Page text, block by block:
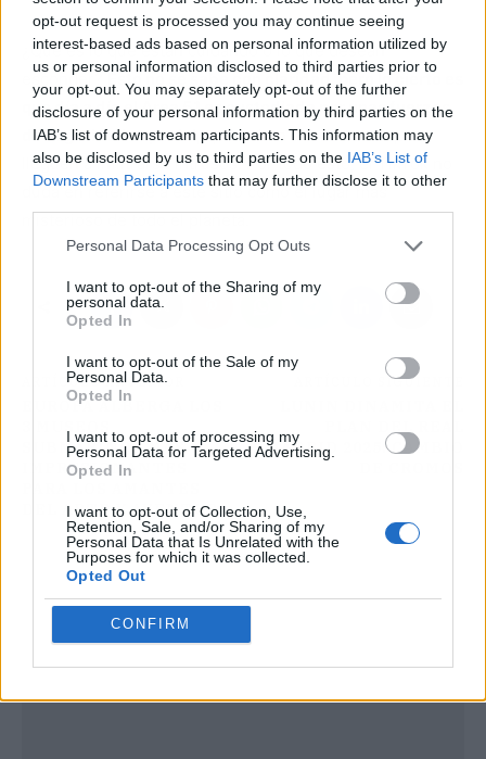
opt-out request is processed you may continue seeing
interest-based ads based on personal information utilized by
us or personal information disclosed to third parties prior to
your opt-out. You may separately opt-out of the further
disclosure of your personal information by third parties on the
IAB’s list of downstream participants. This information may
also be disclosed by us to third parties on the IAB’s List of
Downstream Participants that may further disclose it to other
Personal Data Processing Opt Outs
I want to opt-out of the Sharing of my
personal data.
Opted In
I want to opt-out of the Sale of my
Personal Data.
Opted In
I want to opt-out of processing my
Personal Data for Targeted Advertising.
Opted In
I want to opt-out of Collection, Use,
Retention, Sale, and/or Sharing of my
Personal Data that Is Unrelated with the
Purposes for which it was collected.
Opted Out
CONFIRM
¿Qué es lo que están cuidando o lo que desean
esconder?Esto no se sabe con claridad, pero lo cierto es
que día a día el Área 51 es custodiada por unas fuerzas
de seguridad especial, que evitan a toda costa que
lleguen a infiltrarse intrusos. Por todo esto, el TikTok no
duda en referirse a este sitio como el lugar más
misterioso de todo el planeta.
ARTÍCULO ANTERIOR
EUROPA ALBERGA LOS
SUBMARINOS MÁS
IMPRESIONANTES
DEL ARTE Y AVENTURA
ARTÍCULO SIGUIENTE
MADRID 2025: CAMBIO